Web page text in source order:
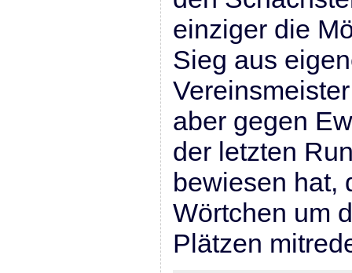
einziger die
Sieg aus
aber gegen
der letzten
bewiesen hat,
Wörtchen um
Plätzen